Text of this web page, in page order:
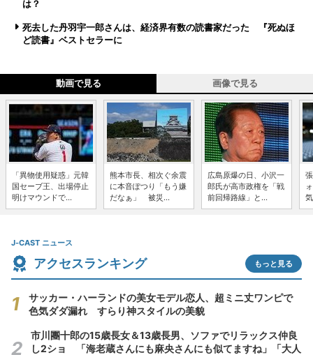
は？
死去した丹羽宇一郎さんは、経済界有数の読書家だった 『死ぬほ
ど読書』ベストセラーに
動画で見る 画像で見る
「異物使用疑惑」元韓
国セーブ王、出場停止
明けマウンドで...
熊本市長、相次ぐ余震
に本音ぽつり「もう嫌
だなぁ」 被災...
広島原爆の日、小沢一
郎氏が高市政権を「戦
前回帰路線」と...
J-CAST ニュース
アクセスランキング もっと見る
サッカー・ハーランドの美女モデル恋人、超ミニ丈ワンピで
色気ダダ漏れ すらり神スタイルの美貌
市川團十郎の15歳長女＆13歳長男、ソファでリラックス仲良
し2ショ 「海老蔵さんにも麻央さんにも似てますね」「大人